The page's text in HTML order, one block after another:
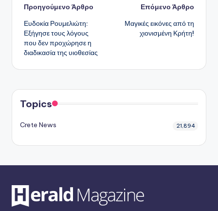
Πλοήγηση
δημοσιεύσεων
Προηγούμενο Άρθρο
Ευδοκία Ρουμελιώτη:
Εξήγησε τους λόγους
που δεν προχώρησε η
διαδικασία της υιοθεσίας
Επόμενο Άρθρο
Μαγικές εικόνες από τη
χιονισμένη Κρήτη!
Topics
Crete News 21,894